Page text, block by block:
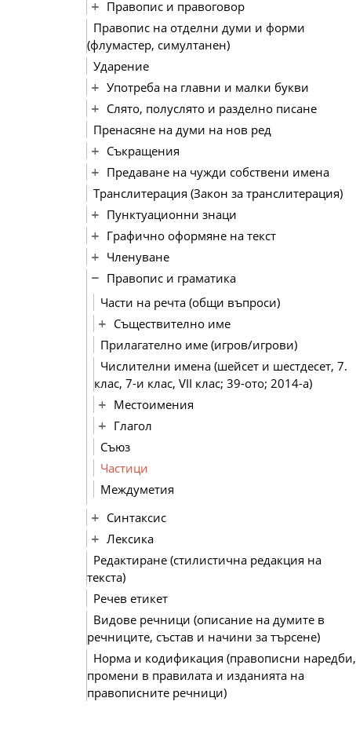
Правопис и правоговор
Правопис на отделни думи и форми
(флумастер, симултанен)
Ударение
Употреба на главни и малки букви
Слято, полуслято и разделно писане
Пренасяне на думи на нов ред
Съкращения
Предаване на чужди собствени имена
Транслитерация (Закон за транслитерация)
Пунктуационни знаци
Графично оформяне на текст
Членуване
Правопис и граматика
Части на речта (общи въпроси)
Съществително име
Прилагателно име (игров/игрови)
Числителни имена (шейсет и шестдесет, 7.
клас, 7-и клас, VІІ клас; 39-ото; 2014-а)
Местоимения
Глагол
Съюз
Частици
Междуметия
Синтаксис
Лексика
Редактиране (стилистична редакция на
текста)
Речев етикет
Видове речници (описание на думите в
речниците, състав и начини за търсене)
Норма и кодификация (правописни наредби,
промени в правилата и изданията на
правописните речници)